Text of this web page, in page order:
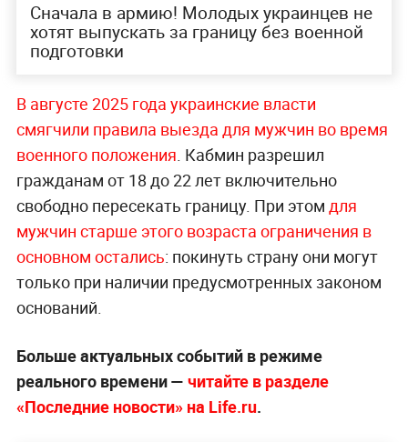
Сначала в армию! Молодых украинцев не
хотят выпускать за границу без военной
подготовки
В августе 2025 года украинские власти
смягчили правила выезда для мужчин во время
военного положения. Кабмин разрешил
гражданам от 18 до 22 лет включительно
свободно пересекать границу. При этом для
мужчин старше этого возраста ограничения в
основном остались: покинуть страну они могут
только при наличии предусмотренных законом
оснований.
Больше актуальных событий в режиме
реального времени — читайте в разделе
«Последние новости» на Life.ru.